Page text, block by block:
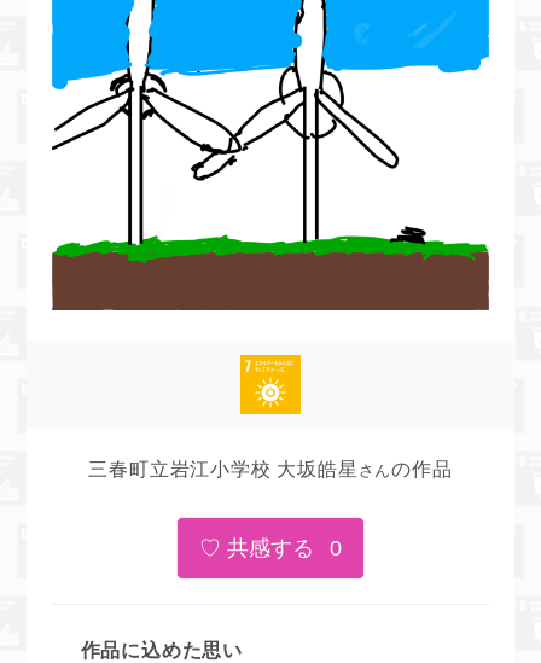
三春町立岩江小学校 大坂皓星 さんの作品
0
作品に込めた思い